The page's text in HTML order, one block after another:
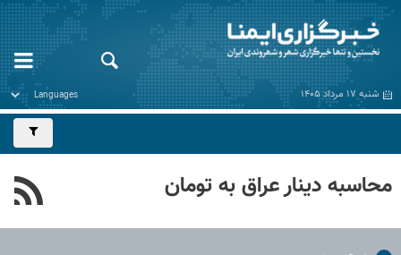
شنبه ۱۷ مرداد ۱۴۰۵
محاسبه دینار عراق به تومان